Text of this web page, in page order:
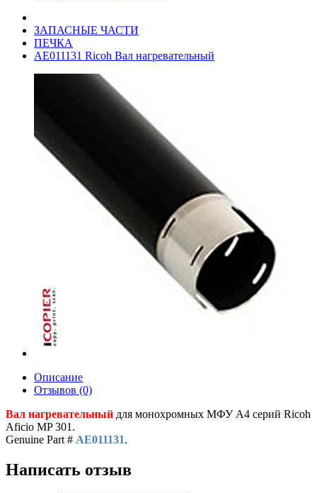
ЗАПАСНЫЕ ЧАСТИ
ПЕЧКА
AE011131 Ricoh Вал нагревательный
Описание
Отзывов (0)
Вал нагревательный для монохромныx МФУ A4 серий Ricoh
Aficio MP 301.
Genuine Part # AE011131.
Написать отзыв